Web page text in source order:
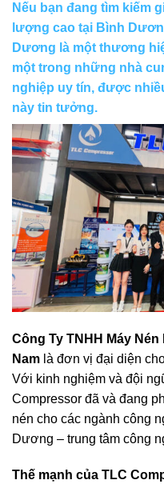
Nếu bạn đang tìm kiếm
lượng cao tại Bình
Dương là một thương
một trong những nhà
nghiệp uy tín, được
này tin tưởng.
Công Ty TNHH Máy
Nam là đơn vị đại diện
Với kinh nghiệm và đội
Compressor đã và đang
nén cho các ngành công
Dương – trung tâm công
Thế mạnh của TLC